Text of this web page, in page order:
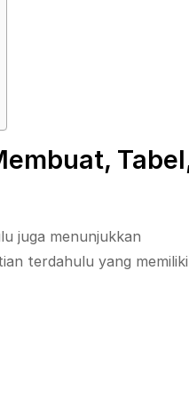
juga menunjukkan
terdahulu yang memiliki